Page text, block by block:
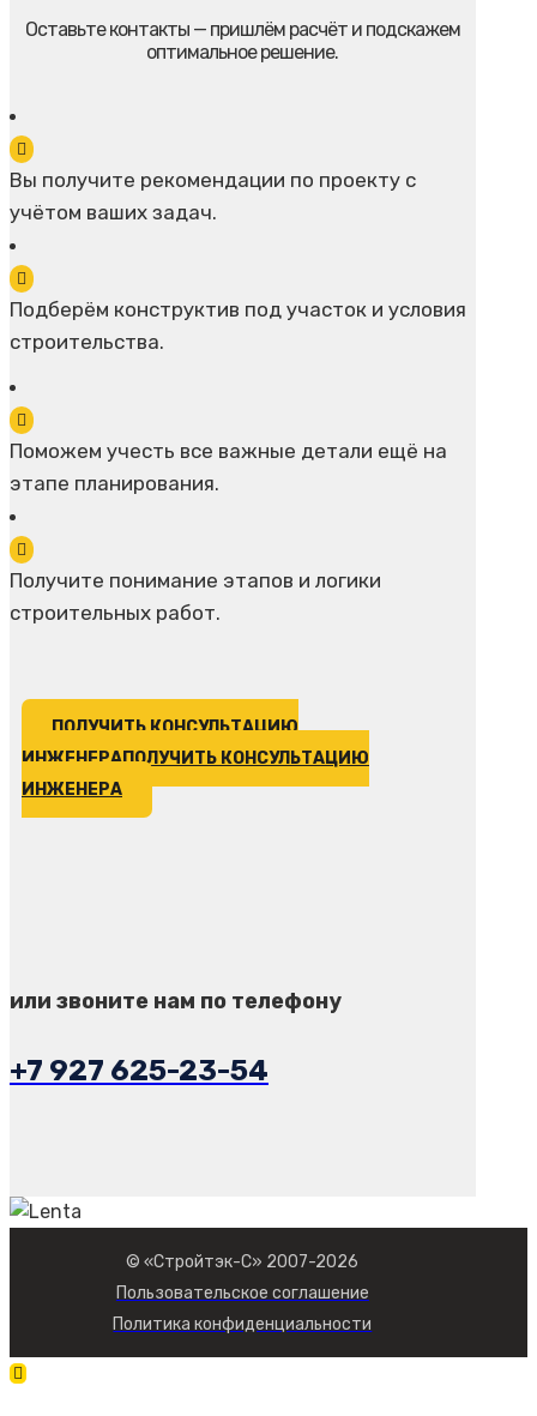
Оставьте контакты — пришлём расчёт и подскажем
оптимальное решение.
Вы получите рекомендации по проекту с
учётом ваших задач.
Подберём конструктив под участок и условия
строительства.
Поможем учесть все важные детали ещё на
этапе планирования.
Получите понимание этапов и логики
строительных работ.
ПОЛУЧИТЬ КОНСУЛЬТАЦИЮ
ИНЖЕНЕРАПОЛУЧИТЬ КОНСУЛЬТАЦИЮ
ИНЖЕНЕРА
или звоните нам по телефону
+7 927 625-23-54
© «Стройтэк-С» 2007-2026
Пользовательское соглашение
Политика конфиденциальности